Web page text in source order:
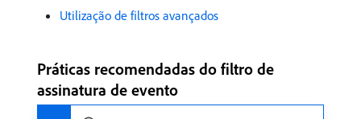
Utilização de filtros avançados
Práticas recomendadas do filtro de
assinatura de evento